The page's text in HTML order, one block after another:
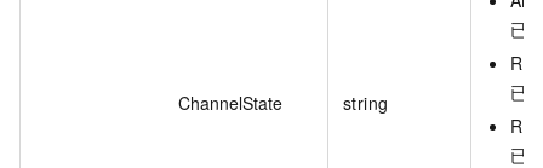
ChannelState string
已
已
已